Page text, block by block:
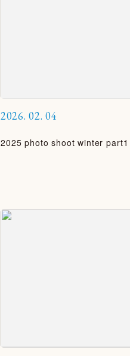
2026. 02.04
2025 photo shoot winter part1